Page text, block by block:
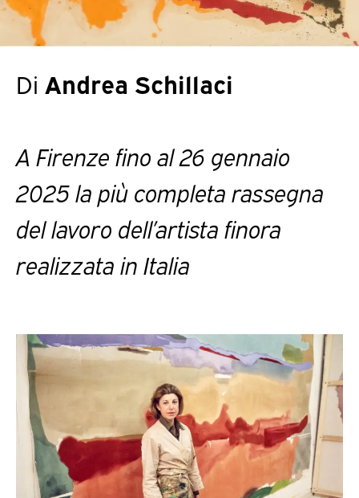
Di Andrea Schillaci
A Firenze fino al 26 gennaio
2025 la più completa rassegna
del lavoro dell’artista finora
realizzata in Italia